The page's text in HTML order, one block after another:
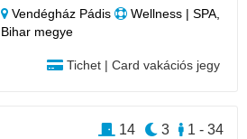
Vendégház Pádis
Wellness | SPA,
Bihar megye
Tichet | Card vakációs jegy
1 - 34
3
14